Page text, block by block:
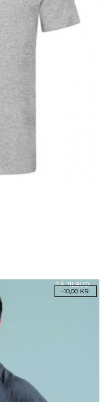
PÅ TILBUD!
-10,00 KR.